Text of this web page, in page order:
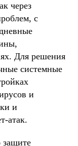
через
с
Для решения
системные
и
и
атак.